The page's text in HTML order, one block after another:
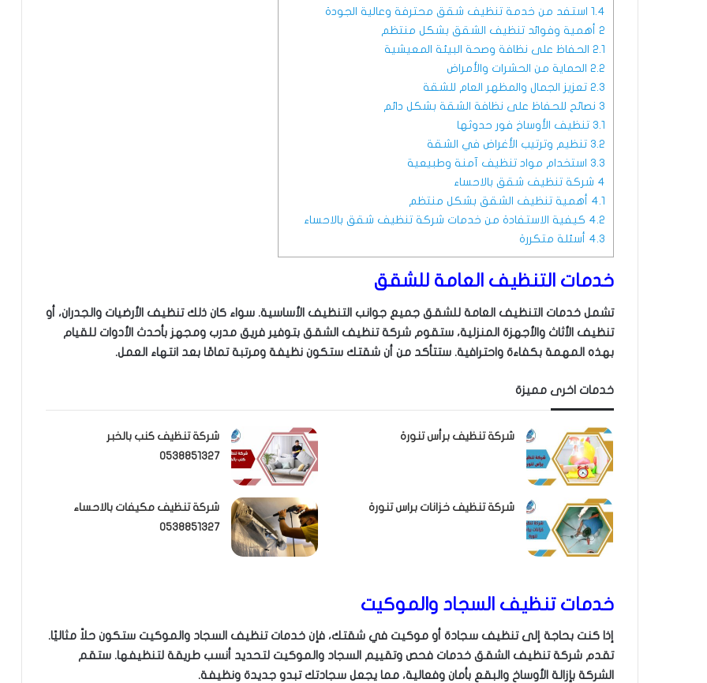
1.4 استفد من خدمة تنظيف شقق محترفة وعالية الجودة
2 أهمية وفوائد تنظيف الشقق بشكل منتظم
2.1 الحفاظ على نظافة وصحة البيئة المعيشية
2.2 الحماية من الحشرات والأمراض
2.3 تعزيز الجمال والمظهر العام للشقة
3 نصائح للحفاظ على نظافة الشقة بشكل دائم
3.1 تنظيف الأوساخ فور حدوثها
3.2 تنظيم وترتيب الأغراض في الشقة
3.3 استخدام مواد تنظيف آمنة وطبيعية
4 شركة تنظيف شقق بالاحساء
4.1 أهمية تنظيف الشقق بشكل منتظم
4.2 كيفية الاستفادة من خدمات شركة تنظيف شقق بالاحساء
4.3 أسئلة متكررة
خدمات التنظيف العامة للشقق
تشمل خدمات التنظيف العامة للشقق جميع جوانب التنظيف الأساسية. سواء كان ذلك تنظيف الأرضيات والجدران، أو
تنظيف الأثاث والأجهزة المنزلية، ستقوم شركة تنظيف الشقق بتوفير فريق مدرب ومجهز بأحدث الأدوات للقيام
بهذه المهمة بكفاءة واحترافية. ستتأكد من أن شقتك ستكون نظيفة ومرتبة تمامًا بعد انتهاء العمل.
خدمات اخرى مميزة
شركة تنظيف برأس تنورة
شركة تنظيف كنب بالخبر
0538851327
شركة تنظيف خزانات براس تنورة
شركة تنظيف مكيفات بالاحساء
0538851327
خدمات تنظيف السجاد والموكيت
إذا كنت بحاجة إلى تنظيف سجادة أو موكيت في شقتك، فإن خدمات تنظيف السجاد والموكيت ستكون حلاً مثاليًا.
تقدم شركة تنظيف الشقق خدمات فحص وتقييم السجاد والموكيت لتحديد أنسب طريقة لتنظيفها. ستقم
الشركة بإزالة الأوساخ والبقع بأمان وفعالية، مما يجعل سجادتك تبدو جديدة ونظيفة.